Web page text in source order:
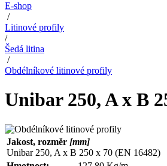
E-shop
/
Litinové profily
/
Šedá litina
/
Obdélníkové litinové profily
Unibar 250, A x B
Jakost, rozměr [mm]
Unibar 250, A x B 250 x 70 (EN 16482)